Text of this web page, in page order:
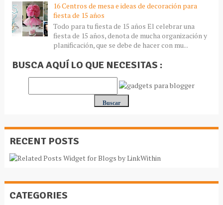
16 Centros de mesa e ideas de decoración para
fiesta de 15 años
Todo para tu fiesta de 15 años El celebrar una
fiesta de 15 años, denota de mucha organización y
planificación, que se debe de hacer con mu...
BUSCA AQUÍ LO QUE NECESITAS :
RECENT POSTS
CATEGORIES